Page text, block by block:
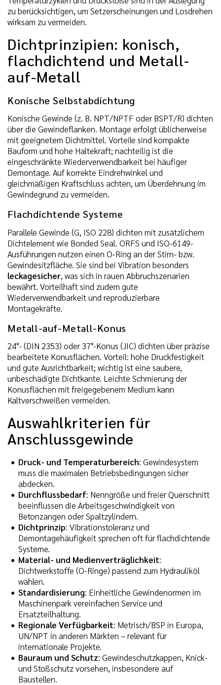
zu berücksichtigen, um Setzerscheinungen und Losdrehen
wirksam zu vermeiden.
Dichtprinzipien: konisch,
flachdichtend und Metall-
auf-Metall
Konische Selbstabdichtung
Konische Gewinde (z. B. NPT/NPTF oder BSPT/R) dichten
über die Gewindeflanken. Montage erfolgt üblicherweise
mit geeignetem Dichtmittel. Vorteile sind kompakte
Bauform und hohe Haltekraft; nachteilig ist die
eingeschränkte Wiederverwendbarkeit bei häufiger
Demontage. Auf korrekte Eindrehwinkel und
gleichmäßigen Kraftschluss achten, um Überdehnung im
Gewindegrund zu vermeiden.
Flachdichtende Systeme
Parallele Gewinde (G, ISO 228) dichten mit zusätzlichem
Dichtelement wie Bonded Seal. ORFS und ISO-6149-
Ausführungen nutzen einen O-Ring an der Stirn- bzw.
Gewindesitzfläche. Sie sind bei Vibration besonders
leckagesicher, was sich in rauen Abbruchszenarien
bewährt. Vorteilhaft sind zudem gute
Wiederverwendbarkeit und reproduzierbare
Montagekräfte.
Metall-auf-Metall-Konus
24°- (DIN 2353) oder 37°-Konus (JIC) dichten über präzise
bearbeitete Konusflächen. Vorteil: hohe Druckfestigkeit
und gute Ausrichtbarkeit; wichtig ist eine saubere,
unbeschädigte Dichtkante. Leichte Schmierung der
Konusflächen mit freigegebenem Medium kann
Kaltverschweißen vermeiden.
Auswahlkriterien für
Anschlussgewinde
Druck- und Temperaturbereich: Gewindesystem
muss die maximalen Betriebsbedingungen sicher
abdecken.
Durchflussbedarf: Nenngröße und freier Querschnitt
beeinflussen die Arbeitsgeschwindigkeit von
Betonzangen oder Spaltzylindern.
Dichtprinzip: Vibrationstoleranz und
Demontagehäufigkeit sprechen oft für flachdichtende
Systeme.
Material- und Medienverträglichkeit:
Dichtwerkstoffe (O-Ringe) passend zum Hydrauliköl
wählen.
Standardisierung: Einheitliche Gewindenormen im
Maschinenpark vereinfachen Service und
Ersatzteilhaltung.
Regionale Verfügbarkeit: Metrisch/BSP in Europa,
UN/NPT in anderen Märkten – relevant für
internationale Projekte.
Bauraum und Schutz: Gewindeschutzkappen, Knick-
und Stoßschutz vorsehen, insbesondere auf
Baustellen.